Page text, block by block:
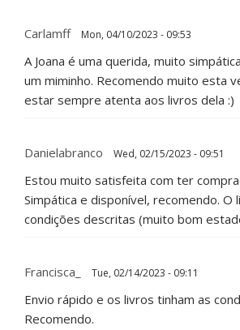
Carlamff Mon, 04/10/2023 - 09:53
A Joana é uma querida, muito
um miminho. Recomendo muito esta
estar sempre atenta aos livros dela :)
Danielabranco Wed, 02/15/2023 - 09:51
Estou muito satisfeita com ter
Simpática e disponível, recomendo. O
condições descritas (muito bom
Francisca_ Tue, 02/14/2023 - 09:11
Envio rápido e os livros tinham as
Recomendo.